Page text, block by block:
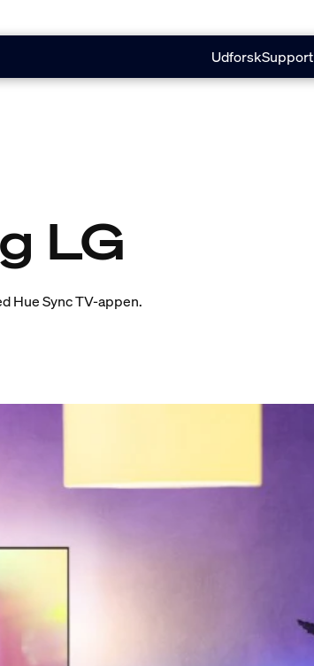
UdforskSupport
LG
Hue Sync TV-appen.